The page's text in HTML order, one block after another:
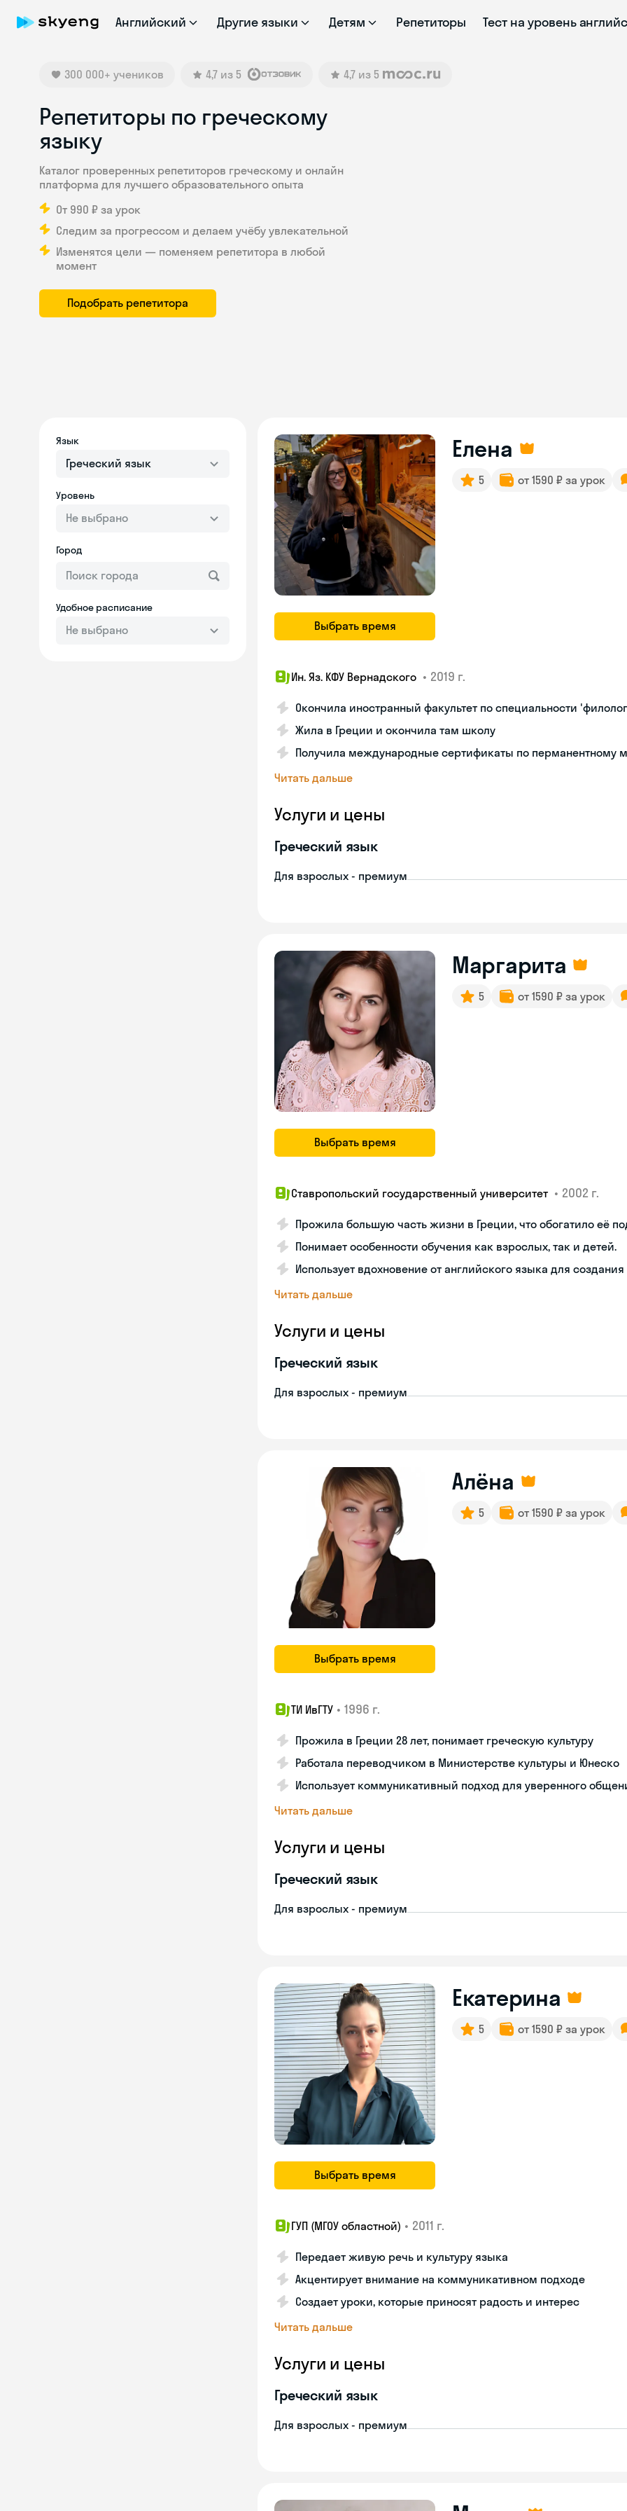
Английский Другие языки Детям Репетиторы Тест на уровень
300 000+ учеников 4,7 из 5 4,7 из 5
Репетиторы по греческому
языку
Каталог проверенных репетиторов греческому и онлайн
платформа для лучшего образовательного опыта
От 990 ₽ за урок
Следим за прогрессом и делаем учёбу увлекательной
Изменятся цели — поменяем репетитора в любой
момент
Подобрать репетитора
Язык
Греческий язык
Уровень
Не выбрано
Город
Удобное расписание
Не выбрано Выбрать время
Елена
5 от 1590 ₽ за урок
Ин. Яз. КФУ Вернадского • 2019 г.
Окончила иностранный факультет по специальности
Жила в Греции и окончила там школу
Получила международные сертификаты по перманентному
Читать дальше
Услуги и цены
Греческий язык
Для взрослых - премиум
Выбрать время
Маргарита
5 от 1590 ₽ за урок
Ставропольский государственный университет • 2002 г.
Прожила большую часть жизни в Греции, что обогатило её
Понимает особенности обучения как взрослых, так и детей.
Использует вдохновение от английского языка для
Читать дальше
Услуги и цены
Греческий язык
Для взрослых - премиум
Выбрать время
Алёна
5 от 1590 ₽ за урок
ТИ ИвГТУ • 1996 г.
Прожила в Греции 28 лет, понимает греческую культуру
Работала переводчиком в Министерстве культуры и Юнеско
Использует коммуникативный подход для уверенного
Читать дальше
Услуги и цены
Греческий язык
Для взрослых - премиум
Выбрать время
Екатерина
5 от 1590 ₽ за урок
ГУП (МГОУ областной) • 2011 г.
Передает живую речь и культуру языка
Акцентирует внимание на коммуникативном подходе
Создает уроки, которые приносят радость и интерес
Читать дальше
Услуги и цены
Греческий язык
Для взрослых - премиум